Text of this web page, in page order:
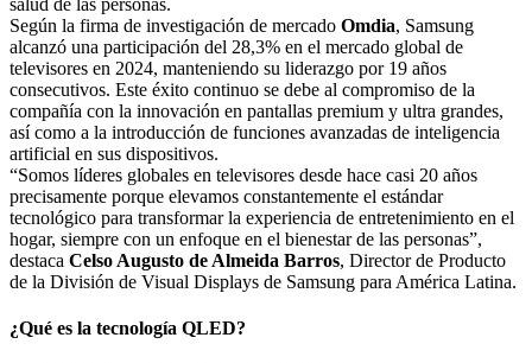
Según la firma de investigación de mercado Omdia, Samsung
alcanzó una participación del 28,3% en el mercado global de
televisores en 2024, manteniendo su liderazgo por 19 años
consecutivos. Este éxito continuo se debe al compromiso de la
compañía con la innovación en pantallas premium y ultra grandes,
así como a la introducción de funciones avanzadas de inteligencia
artificial en sus dispositivos.
“Somos líderes globales en televisores desde hace casi 20 años
precisamente porque elevamos constantemente el estándar
tecnológico para transformar la experiencia de entretenimiento en el
hogar, siempre con un enfoque en el bienestar de las personas”,
destaca Celso Augusto de Almeida Barros, Director de Producto
de la División de Visual Displays de Samsung para América Latina.
¿Qué es la tecnología QLED?